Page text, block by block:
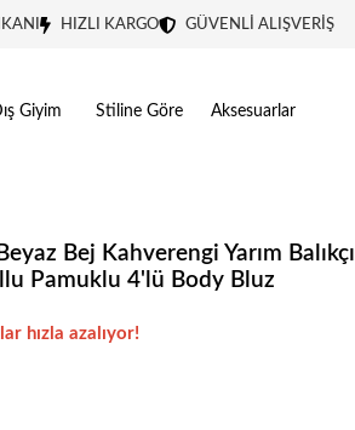
HIZLI KARGO GÜVENLİ ALIŞVERİŞ
Giyim Stiline Göre Aksesuarlar
Bej Kahverengi Yarım Balıkçı
Pamuklu 4'lü Body Bluz
Gardırobunuz için harika bir tercih.
hızla azalıyor!